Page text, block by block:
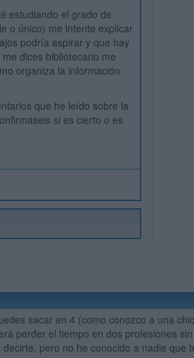
estudiando el grado de
o único) me intente explicar
podría aspirar y que hay
dices bibliotecario me
organiza la información
que he leído sobre la
si es cierto o es
sacar en 4 (como conozco a una
perder el tiempo en dos profesiones
pero no he conocido a nadie que